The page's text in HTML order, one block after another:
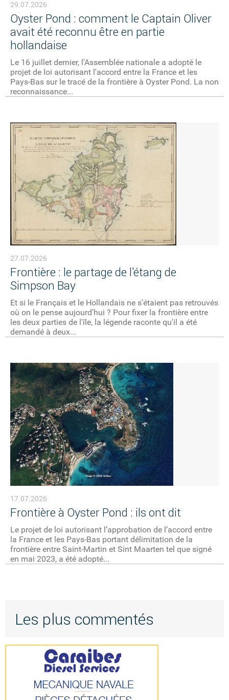
29.07.2026
Oyster Pond : comment le Captain Oliver
avait été reconnu être en partie
hollandaise
Le 16 juillet dernier, l'Assemblée nationale a adopté le
projet de loi autorisant l'accord entre la France et les
Pays-Bas sur le tracé de la frontière à Oyster Pond. La non
reconnaissance...
27.07.2026
Frontière : le partage de l'étang de
Simpson Bay
Et si le Français et le Hollandais ne s'étaient pas retrouvés
où on le pense aujourd'hui ? Pour fixer la frontière entre
les deux parties de l'île, la légende raconte qu'il a été
demandé à deux...
17.07.2026
Frontière à Oyster Pond : ils ont dit
Le projet de loi autorisant l’approbation de l’accord entre
la France et les Pays-Bas portant délimitation de la
frontière entre Saint-Martin et Sint Maarten tel que signé
en mai 2023, a été adopté...
Les plus commentés